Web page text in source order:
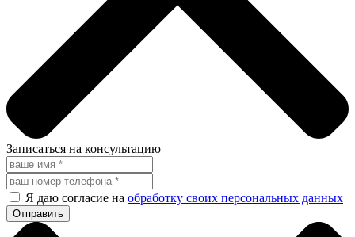
Записаться на консультацию
Я даю согласие на обработку своих персональных данных